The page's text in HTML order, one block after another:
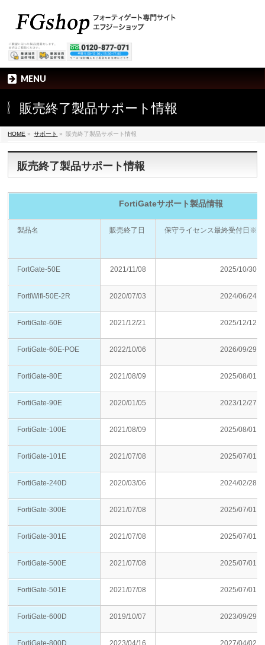
MENU
販売終了製品サポート情報
HOME » サポート » 販売終了製品サポート情報
販売終了製品サポート情報
FortiGateサポート製品情報
製品名 販売終了日 保守ライセンス最終受付日※
FortGate-50E 2021/11/08 2025/10/30
FortiWifi-50E-2R 2020/07/03 2024/06/24
FortiGate-60E 2021/12/21 2025/12/12
FortiGate-60E-POE 2022/10/06 2026/09/29
FortiGate-80E 2021/08/09 2025/08/01
FortiGate-90E 2020/01/05 2023/12/27
FortiGate-100E 2021/08/09 2025/08/01
FortiGate-101E 2021/07/08 2025/07/01
FortiGate-240D 2020/03/06 2024/02/28
FortiGate-300E 2021/07/08 2025/07/01
FortiGate-301E 2021/07/08 2025/07/01
FortiGate-500E 2021/07/08 2025/07/01
FortiGate-501E 2021/07/08 2025/07/01
FortiGate-600D 2019/10/07 2023/09/29